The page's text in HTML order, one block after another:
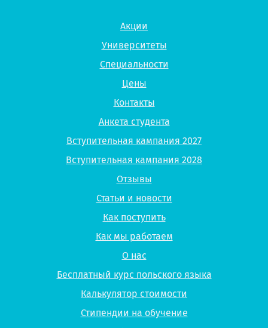
Акции
Университеты
Специальности
Цены
Контакты
Анкета студента
Вступительная кампания 2027
Вступительная кампания 2028
Отзывы
Статьи и новости
Как поступить
Как мы работаем
О нас
Бесплатный курс польского языка
Калькулятор стоимости
Стипендии на обучение